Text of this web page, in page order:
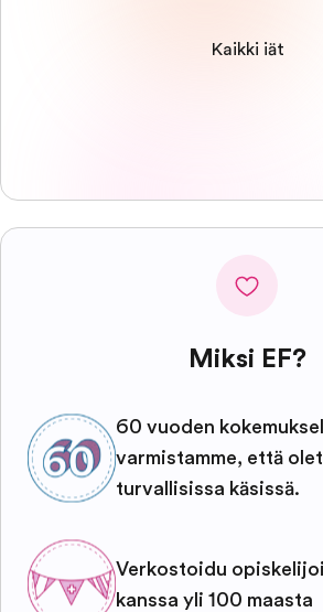
Kaikki iät
Miksi EF?
60 vuoden
varmistamme, että
turvallisissa käsissä.
Verkostoidu
kanssa yli 100 maasta